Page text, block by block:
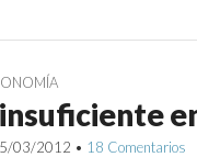
03/2012 • 18 Comentarios